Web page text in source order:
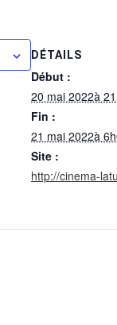
DÉTAILS
Début :
20 mai 2022à
Fin :
21 mai 2022à
Site :
http://cinema-